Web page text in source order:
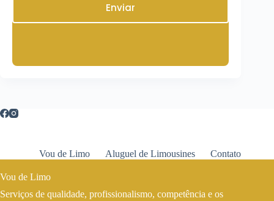
Enviar
Vou de Limo Aluguel de Limousines Contato
Vou de Limo
Serviços de qualidade, profissionalismo, competência e os